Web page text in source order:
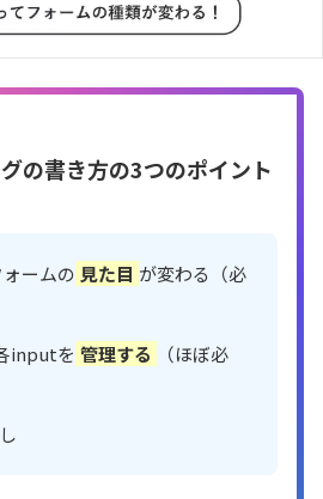
の書き方の3つのポイント
ームの 見た目 が変わる（必
inputを 管理する
（ほぼ必